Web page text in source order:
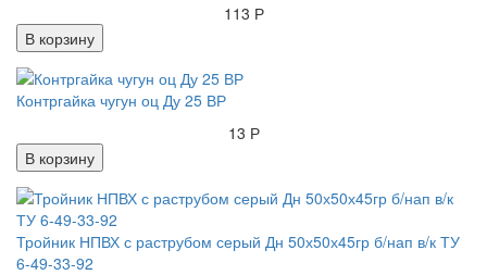
113 Р
В корзину
Контргайка чугун оц Ду 25 ВР
13 Р
В корзину
Тройник НПВХ с раструбом серый Дн 50х50х45гр б/нап в/к ТУ
6-49-33-92